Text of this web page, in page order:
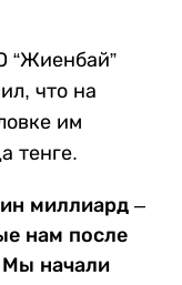
“Жиенбай”
что на
им
тенге.
миллиард –
нам после
Мы начали